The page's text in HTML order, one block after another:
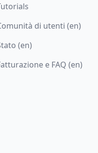
di utenti (en)
(en)
e FAQ (en)